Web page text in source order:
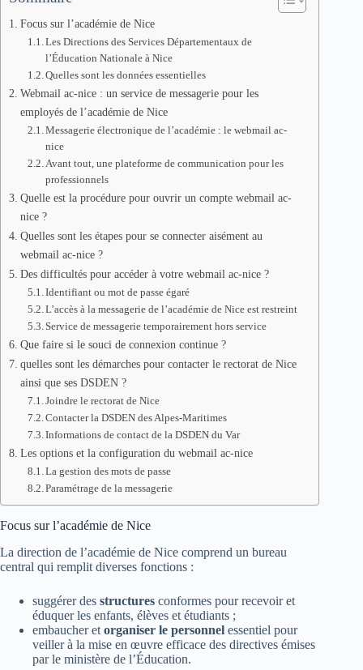
Focus sur l’académie de Nice
Les Directions des Services Départementaux de
l’Éducation Nationale à Nice
Quelles sont les données essentielles
Webmail ac-nice : un service de messagerie pour les
employés de l’académie de Nice
Messagerie électronique de l’académie : le webmail ac-
nice
Avant tout, une plateforme de communication pour les
professionnels
Quelle est la procédure pour ouvrir un compte webmail ac-
nice ?
Quelles sont les étapes pour se connecter aisément au
webmail ac-nice ?
Des difficultés pour accéder à votre webmail ac-nice ?
Identifiant ou mot de passe égaré
L’accès à la messagerie de l’académie de Nice est restreint
Service de messagerie temporairement hors service
Que faire si le souci de connexion continue ?
quelles sont les démarches pour contacter le rectorat de Nice
ainsi que ses DSDEN ?
Joindre le rectorat de Nice
Contacter la DSDEN des Alpes-Maritimes
Informations de contact de la DSDEN du Var
Les options et la configuration du webmail ac-nice
La gestion des mots de passe
Paramétrage de la messagerie
Focus sur l’académie de Nice
La direction de l’académie de Nice comprend un bureau
central qui remplit diverses fonctions :
suggérer des structures conformes pour recevoir et
éduquer les enfants, élèves et étudiants ;
embaucher et organiser le personnel essentiel pour
veiller à la mise en œuvre efficace des directives émises
par le ministère de l’Éducation.